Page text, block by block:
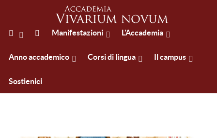
Manifestazioni L'Accademia
Anno accademico Corsi di lingua Il campus
Sostienici